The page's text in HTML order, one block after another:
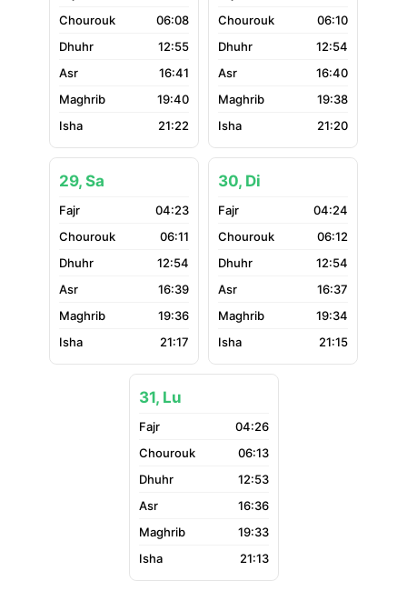
06:08
12:55
16:41
19:40
21:22
06:10
12:54
16:40
19:38
21:20
29, Sa
04:23
06:11
12:54
16:39
19:36
21:17
30, Di
04:24
06:12
12:54
16:37
19:34
21:15
31, Lu
04:26
06:13
12:53
16:36
19:33
21:13